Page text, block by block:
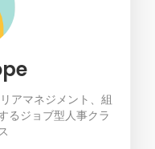
アマネジメント、組
るジョブ型人事クラ